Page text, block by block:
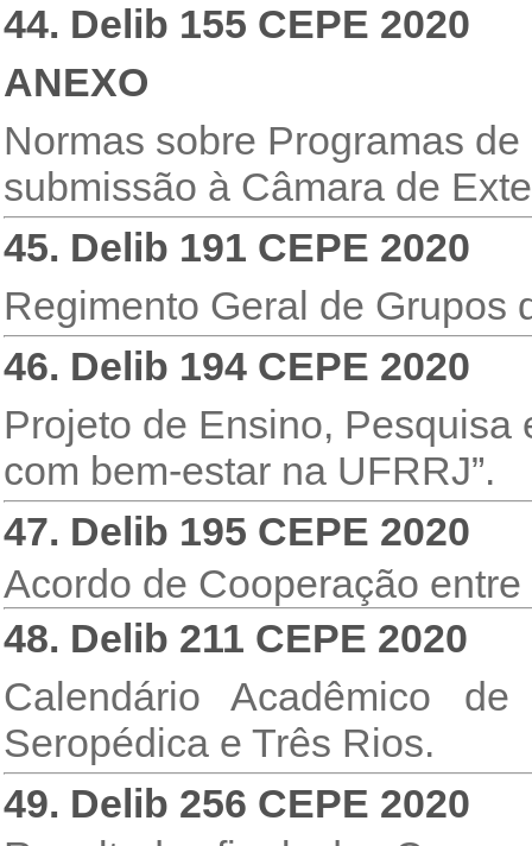
44. Delib 155 CEPE 2020
ANEXO
Normas sobre Programas
submissão à Câmara de
45. Delib 191 CEPE 2020
Regimento Geral de Grupos
46. Delib 194 CEPE 2020
Projeto de Ensino, Pesquisa
com bem-estar na UFRRJ”.
47. Delib 195 CEPE 2020
Acordo de Cooperação
48. Delib 211 CEPE 2020
Calendário Acadêmico
Seropédica e Três Rios.
49. Delib 256 CEPE 2020